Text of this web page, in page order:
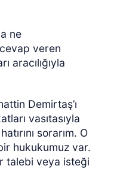
ne
veren
aracılığıyla
Demirtaş’ı
vasıtasıyla
sorarım. O
hukukumuz var.
talebi veya isteği